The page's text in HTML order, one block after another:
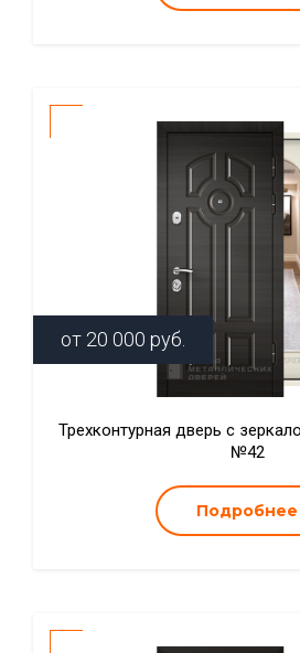
от 20 000 руб.
Трехконтурная дверь с
№42
Подробнее